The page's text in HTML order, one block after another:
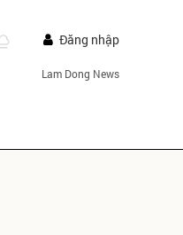
Đăng nhập
Lam Dong News